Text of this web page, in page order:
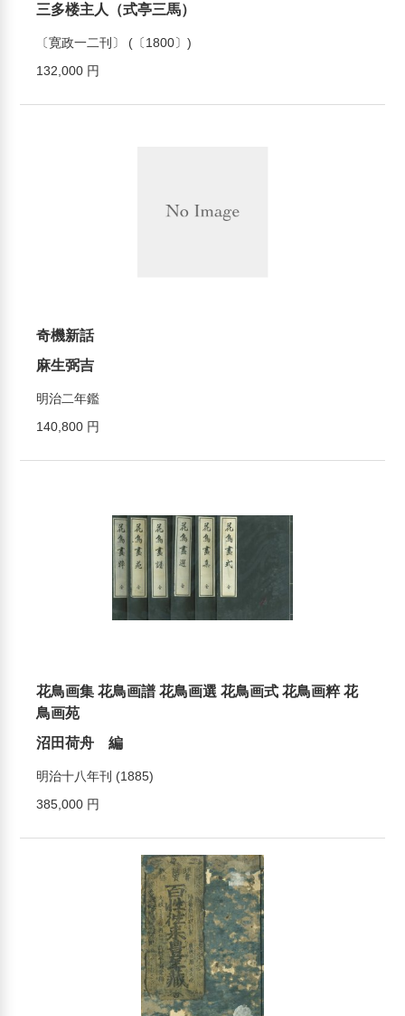
三多楼主人（式亭三馬）
〔寛政一二刊〕 (〔1800〕)
132,000 円
奇機新話
麻生弼吉
明治二年鑑
140,800 円
花鳥画集 花鳥画譜 花鳥画選 花鳥画式 花鳥画粹 花
鳥画苑
沼田荷舟 編
明治十八年刊 (1885)
385,000 円